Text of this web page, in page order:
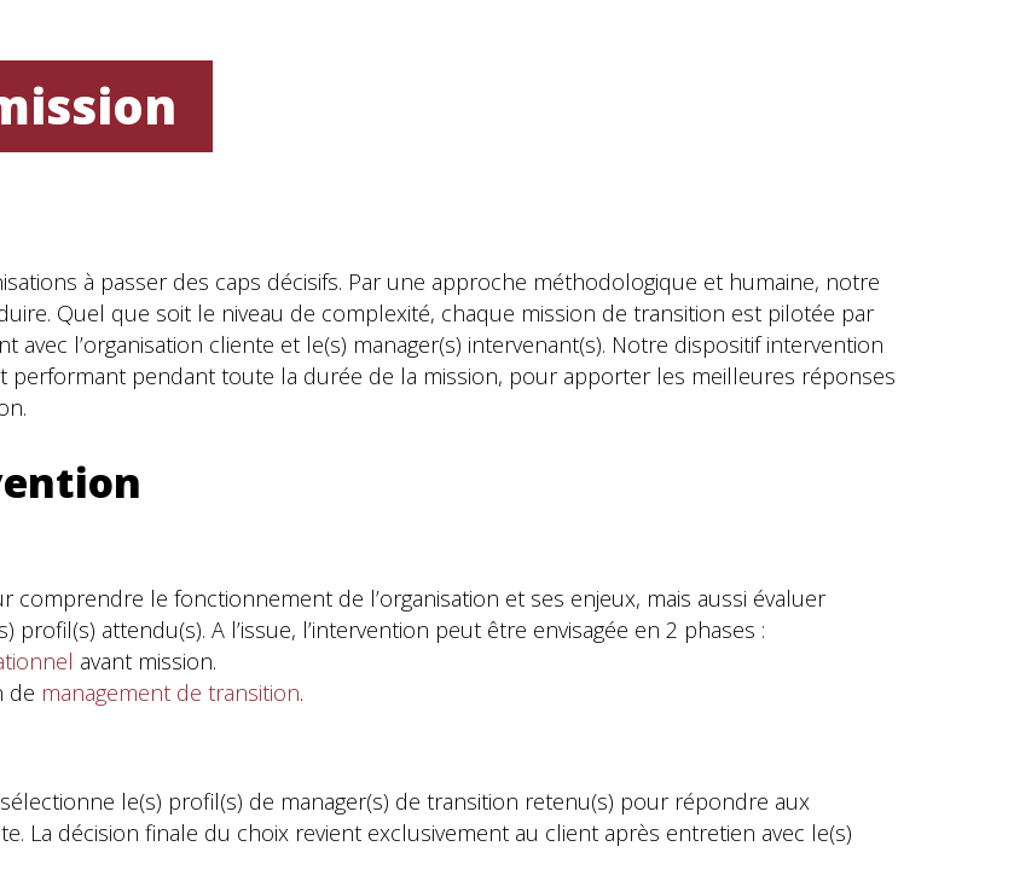
à passer des caps décisifs. Par une approche méthodologique et humaine, notre
Quel que soit le niveau de complexité, chaque mission de transition est pilotée par
avec l’organisation cliente et le(s) manager(s) intervenant(s). Notre dispositif intervention
performant pendant toute la durée de la mission, pour apporter les meilleures réponses
comprendre le fonctionnement de l’organisation et ses enjeux, mais aussi évaluer
profil(s) attendu(s). A l’issue, l’intervention peut être envisagée en 2 phases :
avant mission.
de management de transition.
le(s) profil(s) de manager(s) de transition retenu(s) pour répondre aux
La décision finale du choix revient exclusivement au client après entretien avec le(s)